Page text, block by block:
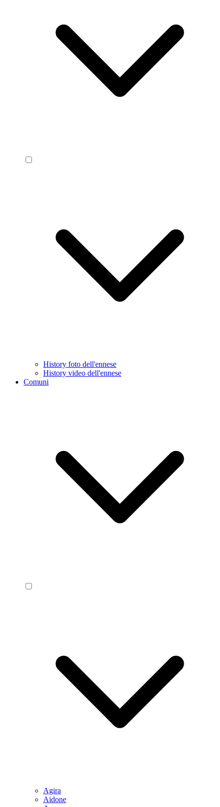
History foto dell'ennese
History video dell'ennese
Comuni
Agira
Aidone